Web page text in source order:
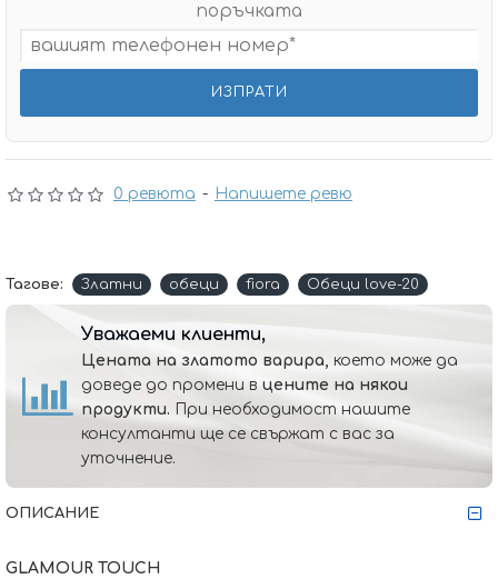
0 ревюта - Напишете ревю
поръчката
Тагове: Златни обеци fiora Обеци love-20
Уважаеми клиенти,
Цената на златото варира, което може да
доведе до промени в цените на някои
продукти. При необходимост нашите
консултанти ще се свържат с вас за
уточнение.
ОПИСАНИЕ
GLAMOUR TOUCH